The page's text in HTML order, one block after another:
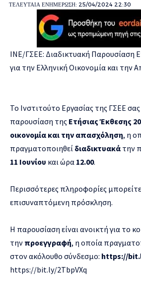
ΤΕΛΕΥΤΑΙΑ ΕΝΗΜΕΡΩΣΗ: 25/04/2024 22:30
ΙΝΕ/ΓΣΕΕ: Διαδικτυακή Παρουσίαση
για την Ελληνική Οικονομία και την
Το Ινστιτούτο Εργασίας της ΓΣΕΕ
παρουσίαση της Ετήσιας Έκθεσης
οικονομία και την απασχόληση, η
πραγματοποιηθεί διαδικτυακά την
11 Ιουνίου και ώρα 12.00.
Περισσότερες πληροφορίες
επισυναπτόμενη πρόσκληση.
Η παρουσίαση είναι ανοικτή για το
την προεγγραφή, η οποία
στον ακόλουθο σύνδεσμο: https://
https://bit.ly/2TbpVXq